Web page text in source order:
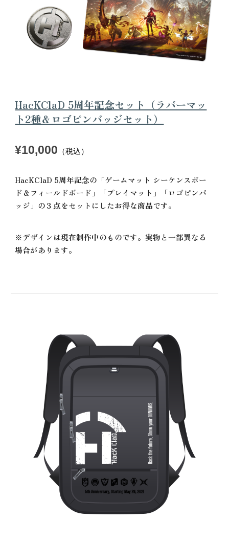
HacKClaD 5周年記念セット（ラバーマッ
ト2種＆ロゴピンバッジセット）
¥10,000 （税込）
HacKClaD 5周年記念の「ゲームマット シーケンスボー
ド＆フィールドボード」「プレイマット」「ロゴピンバ
ッジ」の３点をセットにしたお得な商品です。
※デザインは現在制作中のものです。実物と一部異なる
場合があります。